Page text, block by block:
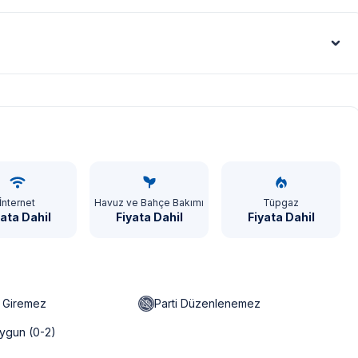
görüntüyü ekrana sığdırmak amacıyla, geniş açılı lens ve
artışı sebebiyle; bölge genelinde nadiren de olsa internet,
İnternet
Dahil
Havuz ve Bahçe Bakımı
Fiyata Dahil
Tüpgaz
Fiyata Dahil
Parti Düzenlenemez
(0-2)